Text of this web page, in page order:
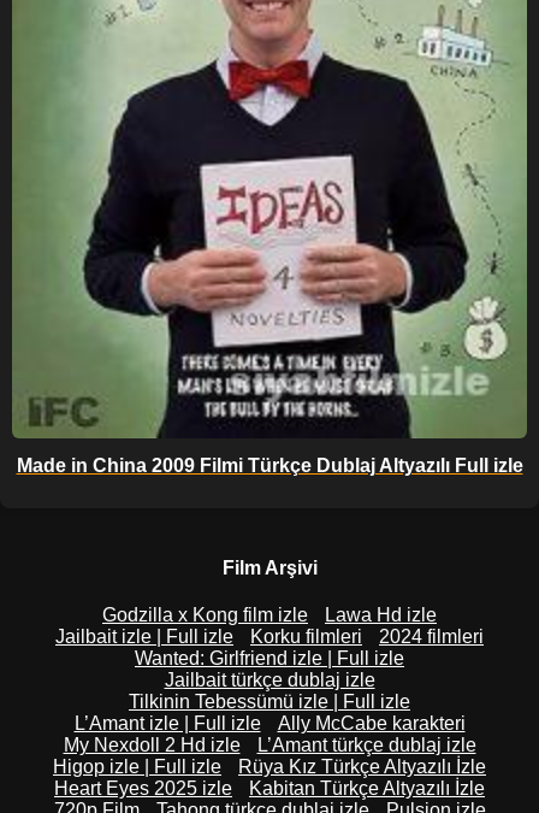
Made in China 2009 Filmi Türkçe Dublaj Altyazılı Full izle
Film Arşivi
Godzilla x Kong film izle
Lawa Hd izle
Jailbait izle | Full izle
Korku filmleri
2024 filmleri
Wanted: Girlfriend izle | Full izle
Jailbait türkçe dublaj izle
Tilkinin Tebessümü izle | Full izle
L’Amant izle | Full izle
Ally McCabe karakteri
My Nexdoll 2 Hd izle
L’Amant türkçe dublaj izle
Higop izle | Full izle
Rüya Kız Türkçe Altyazılı İzle
Heart Eyes 2025 izle
Kabitan Türkçe Altyazılı İzle